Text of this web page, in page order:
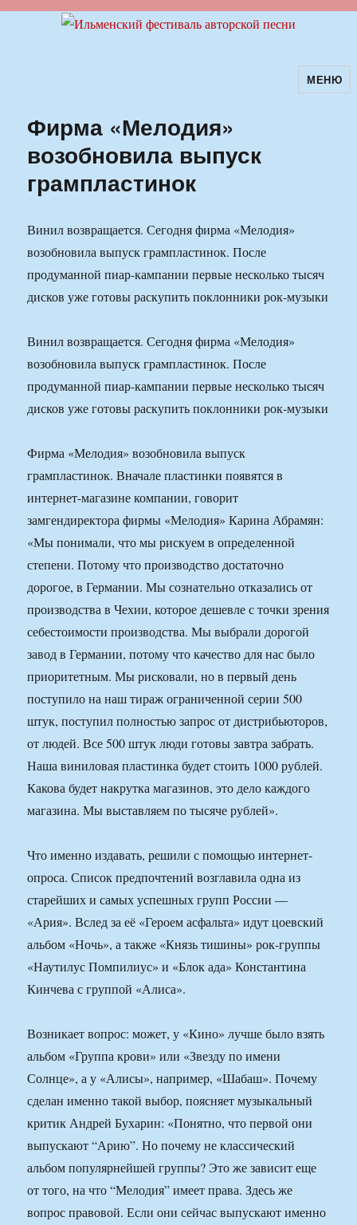
Ильменский фестиваль авторскойМЕНЮ
Фирма «Мелодия»
возобновила выпуск
грампластинок
Винил возвращается. Сегодня фирма «Мелодия»
возобновила выпуск грампластинок. После
продуманной пиар-кампании первые несколько тысяч
дисков уже готовы раскупить поклонники рок-музыки
Винил возвращается. Сегодня фирма «Мелодия»
возобновила выпуск грампластинок. После
продуманной пиар-кампании первые несколько тысяч
дисков уже готовы раскупить поклонники рок-музыки
Фирма «Мелодия» возобновила выпуск
грампластинок. Вначале пластинки появятся в
интернет-магазине компании, говорит
замгендиректора фирмы «Мелодия» Карина Абрамян:
«Мы понимали, что мы рискуем в определенной
степени. Потому что производство достаточно
дорогое, в Германии. Мы сознательно отказались от
производства в Чехии, которое дешевле с точки зрения
себестоимости производства. Мы выбрали дорогой
завод в Германии, потому что качество для нас было
приоритетным. Мы рисковали, но в первый день
поступило на наш тираж ограниченной серии 500
штук, поступил полностью запрос от дистрибьюторов,
от людей. Все 500 штук люди готовы завтра забрать.
Наша виниловая пластинка будет стоить 1000 рублей.
Какова будет накрутка магазинов, это дело каждого
магазина. Мы выставляем по тысяче рублей».
Что именно издавать, решили с помощью интернет-
опроса. Список предпочтений возглавила одна из
старейших и самых успешных групп России —
«Ария». Вслед за её «Героем асфальта» идут цоевский
альбом «Ночь», а также «Князь тишины» рок-группы
«Наутилус Помпилиус» и «Блок ада» Константина
Кинчева с группой «Алиса».
Возникает вопрос: может, у «Кино» лучше было взять
альбом «Группа крови» или «Звезду по имени
Солнце», а у «Алисы», например, «Шабаш». Почему
сделан именно такой выбор, поясняет музыкальный
критик Андрей Бухарин: «Понятно, что первой они
выпускают “Арию”. Но почему не классический
альбом популярнейшей группы? Это же зависит еще
от того, на что “Мелодия” имеет права. Здесь же
вопрос правовой. Если они сейчас выпускают именно